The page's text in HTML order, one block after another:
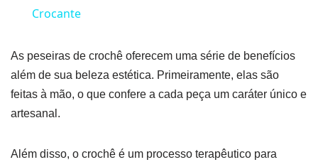
Crocante
As peseiras de crochê oferecem uma série de benefícios
além de sua beleza estética. Primeiramente, elas são
feitas à mão, o que confere a cada peça um caráter único e
artesanal.
Além disso, o crochê é um processo terapêutico para